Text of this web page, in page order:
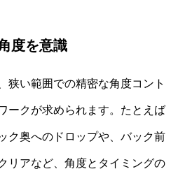
度を意識
狭い範囲での精密な角度コント
ークが求められます。たとえば
ク奥へのドロップや、バック前
リアなど、角度とタイミングの